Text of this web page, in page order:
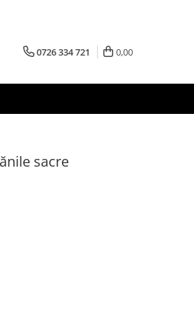
0726 334 721 0,00
sacre